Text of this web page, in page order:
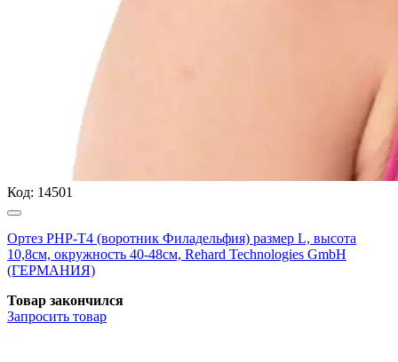
Код: 14501
Ортез РНР-Т4 (воротник Филадельфия) размер L, высота
10,8см, окружность 40-48см, Rehard Technologies GmbH
(ГЕРМАНИЯ)
Товар закончился
Запросить товар